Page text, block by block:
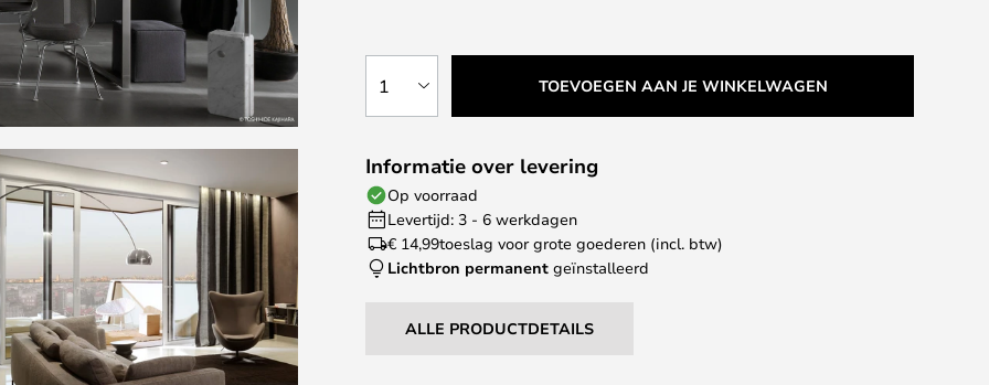
1 TOEVOEGEN AAN JE WINKELWAGEN
Informatie over levering
Op voorraad
Levertijd: 3 - 6 werkdagen
€ 14,99toeslag voor grote goederen (incl. btw)
Lichtbron permanent geïnstalleerd
ALLE PRODUCTDETAILS